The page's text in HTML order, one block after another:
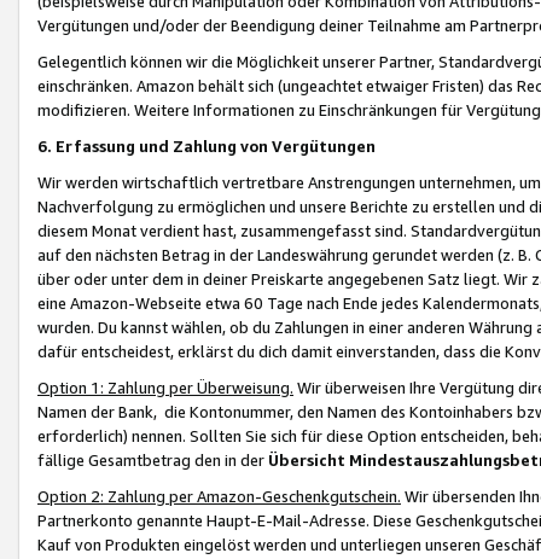
Vergütungen und/oder der Beendigung deiner Teilnahme am
Gelegentlich können wir die Möglichkeit unserer Partner,
einschränken. Amazon behält sich (ungeachtet etwaiger Fristen) das
modifizieren. Weitere Informationen zu Einschränkungen für
6. Erfassung und Zahlung von Vergütungen
Wir werden wirtschaftlich vertretbare Anstrengungen unternehmen,
Nachverfolgung zu ermöglichen und unsere Berichte zu erstellen und
diesem Monat verdient hast, zusammengefasst sind.
auf den nächsten Betrag in der Landeswährung gerundet werden (z.
über oder unter dem in deiner Preiskarte angegebenen Satz liegt.
eine Amazon-Webseite etwa 60 Tage nach Ende jedes
wurden. Du kannst wählen, ob du Zahlungen in einer anderen
dafür entscheidest, erklärst du dich damit einverstanden, dass die
Option 1: Zahlung per Überweisung. Wir überweisen Ihre Vergütung
Namen der Bank, die Kontonummer, den Namen des Kontoinhabers
erforderlich) nennen. Sollten Sie sich für diese Option entscheiden,
fällige Gesamtbetrag den in der Übersicht
Option 2: Zahlung per Amazon-Geschenkgutschein. Wir übersenden
Partnerkonto genannte Haupt-E-Mail-Adresse. Diese
Kauf von Produkten eingelöst werden und unterliegen unseren